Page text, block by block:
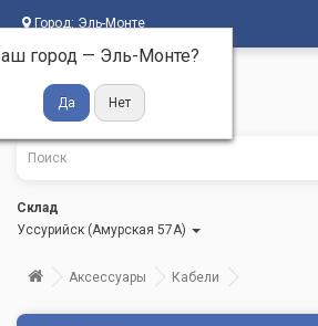
Город: Эль-Монте
город — Эль-Монте?
Склад
Уссурийск (Амурская 57А)
Аксессуары Кабели